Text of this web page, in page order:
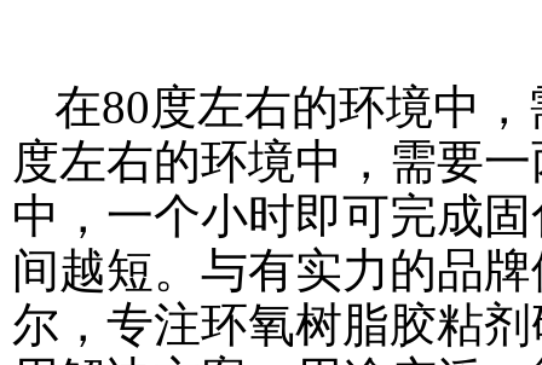
在80度左右的环境中
度左右的环境中，需要
中，一个小时即可完成
间越短。与有实力的品
尔，专注环氧树脂胶粘